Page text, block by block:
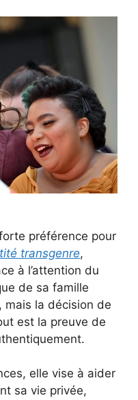
préférence pour
transgenre,
à l’attention du
de sa famille
mais la décision de
est la preuve de
elle vise à aider
sa vie privée,